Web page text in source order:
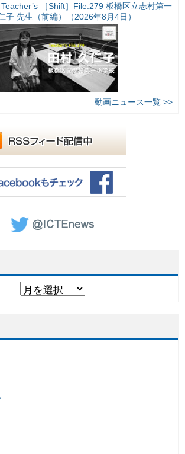
Teacher’s ［Shift］File.279 板橋区立志村第一
子 先生（前編）（2026年8月4日）
動画ニュース一覧 >>